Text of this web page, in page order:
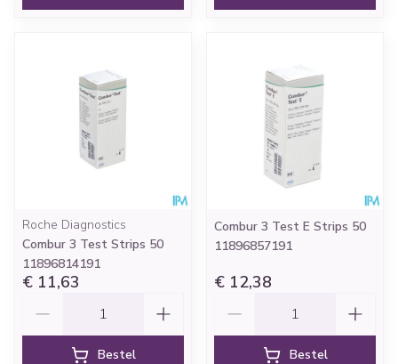
Roche Diagnostics
Combur 3 Test Strips 50
11896814191
€ 11,63
Bestel
Combur 3 Test E Strips 50
11896857191
€ 12,38
Bestel